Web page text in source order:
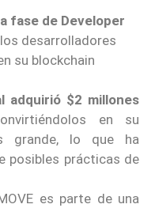
fase de Developer
desarrolladores
su blockchain
adquirió $2 millones
en su
grande, lo que ha
posibles prácticas de
es parte de una